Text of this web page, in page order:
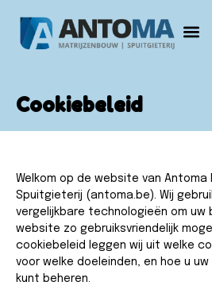
Cookiebeleid
Welkom op de website van Antoma
Spuitgieterij (antoma.be). Wij
vergelijkbare technologieën om uw
website zo gebruiksvriendelijk
cookiebeleid leggen wij uit welke
voor welke doeleinden, en hoe u
kunt beheren.